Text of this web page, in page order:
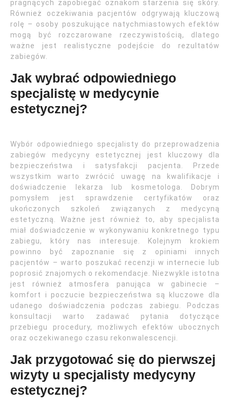
pragnących zapobiegać oznakom starzenia się skóry.
Również oczekiwania pacjentów odgrywają kluczową
rolę – osoby poszukujące natychmiastowych efektów
mogą być rozczarowane rzeczywistością, dlatego
ważne jest realistyczne podejście do rezultatów
zabiegów.
Jak wybrać odpowiedniego
specjalistę w medycynie
estetycznej?
Wybór odpowiedniego specjalisty do przeprowadzenia
zabiegów medycyny estetycznej jest kluczowy dla
bezpieczeństwa i satysfakcji pacjenta. Przede
wszystkim warto zwrócić uwagę na kwalifikacje i
doświadczenie lekarza lub kosmetologa. Dobrym
pomysłem jest sprawdzenie certyfikatów oraz
ukończonych szkoleń związanych z medycyną
estetyczną. Ważne jest również to, aby specjalista
miał doświadczenie w wykonywaniu konkretnego typu
zabiegu, który nas interesuje. Kolejnym krokiem
powinno być zapoznanie się z opiniami innych
pacjentów – warto poszukać recenzji w internecie lub
poprosić znajomych o rekomendacje. Niezwykle istotna
jest również atmosfera panująca w gabinecie –
komfort i poczucie bezpieczeństwa są kluczowe dla
udanego doświadczenia podczas zabiegu. Podczas
konsultacji warto zadawać pytania dotyczące
przebiegu procedury, możliwych efektów ubocznych
oraz oczekiwanego czasu rekonwalescencji.
Jak przygotować się do pierwszej
wizyty u specjalisty medycyny
estetycznej?